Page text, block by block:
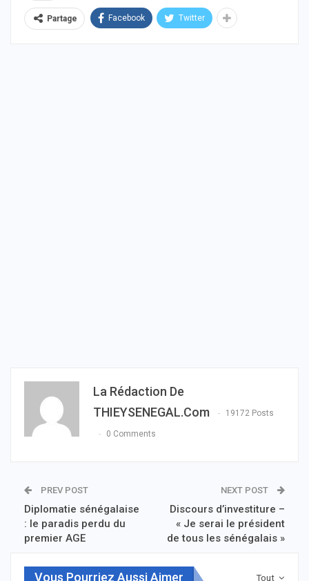
Partage Facebook Twitter
La Rédaction De
THIEYSENEGAL.com
19172 Posts
0 Comments
PREV POST
Diplomatie sénégalaise
: le paradis perdu du
premier AGE
NEXT POST
Discours d’investiture –
« Je serai le président
de tous les sénégalais »
Tout
Vous Pourriez Aussi Aimer